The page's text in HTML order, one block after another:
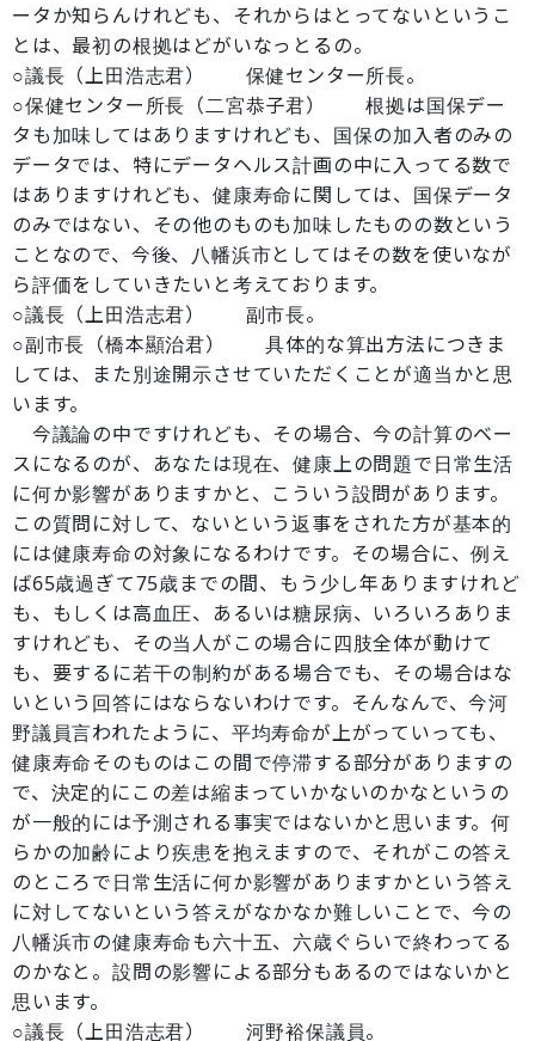
ータか知らんけれども、それからはとってないというこ
とは、最初の根拠はどがいなっとるの。
○議長（上田浩志君） 保健センター所長。
○保健センター所長（二宮恭子君） 根拠は国保デー
タも加味してはありますけれども、国保の加入者のみの
データでは、特にデータヘルス計画の中に入ってる数で
はありますけれども、健康寿命に関しては、国保データ
のみではない、その他のものも加味したものの数という
ことなので、今後、八幡浜市としてはその数を使いなが
ら評価をしていきたいと考えております。
○議長（上田浩志君） 副市長。
○副市長（橋本顯治君） 具体的な算出方法につきま
しては、また別途開示させていただくことが適当かと思
います。
今議論の中ですけれども、その場合、今の計算のベー
スになるのが、あなたは現在、健康上の問題で日常生活
に何か影響がありますかと、こういう設問があります。
この質問に対して、ないという返事をされた方が基本的
には健康寿命の対象になるわけです。その場合に、例え
ば65歳過ぎて75歳までの間、もう少し年ありますけれど
も、もしくは高血圧、あるいは糖尿病、いろいろありま
すけれども、その当人がこの場合に四肢全体が動けて
も、要するに若干の制約がある場合でも、その場合はな
いという回答にはならないわけです。そんなんで、今河
野議員言われたように、平均寿命が上がっていっても、
健康寿命そのものはこの間で停滞する部分がありますの
で、決定的にこの差は縮まっていかないのかなというの
が一般的には予測される事実ではないかと思います。何
らかの加齢により疾患を抱えますので、それがこの答え
のところで日常生活に何か影響がありますかという答え
に対してないという答えがなかなか難しいことで、今の
八幡浜市の健康寿命も六十五、六歳ぐらいで終わってる
のかなと。設問の影響による部分もあるのではないかと
思います。
○議長（上田浩志君） 河野裕保議員。